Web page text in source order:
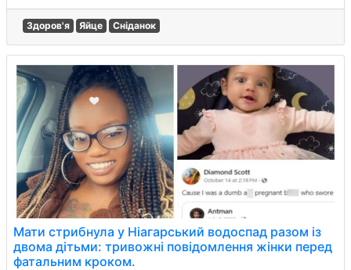
Здоров'я Яйце Сніданок
Мати стрибнула у Ніагарський водоспад разом із
двома дітьми: тривожні повідомлення жінки перед
фатальним кроком.